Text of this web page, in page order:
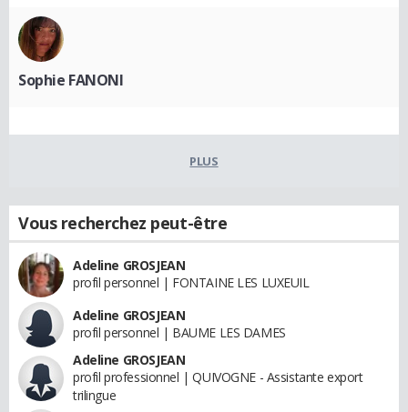
Sophie FANONI
PLUS
Vous recherchez peut-être
Adeline GROSJEAN
profil personnel | FONTAINE LES LUXEUIL
Adeline GROSJEAN
profil personnel | BAUME LES DAMES
Adeline GROSJEAN
profil professionnel | QUIVOGNE - Assistante export
trilingue